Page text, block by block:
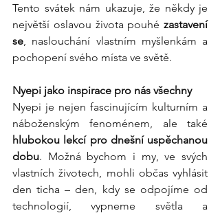
Tento svátek nám ukazuje, že někdy je
největší oslavou života pouhé zastavení
se , naslouchání vlastním myšlenkám a
pochopení svého místa ve světě.
Nyepi jako inspirace pro nás všechny
Nyepi je nejen fascinujícím kulturním a
hlubokou lekcí pro dnešní uspěchanou
dobu. Možná bychom i my, ve svých
vlastních životech, mohli občas vyhlásit
den ticha – den, kdy se odpojíme od
technologií, vypneme světla a